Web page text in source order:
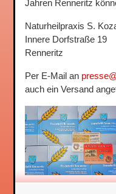
Jahren Renneritz
Naturheilpraxis S.
Innere Dorfstraße 19
Renneritz
Per E-Mail an
auch ein Versand